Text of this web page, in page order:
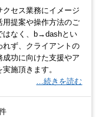
セス業務にイメージ
用提案や操作方法のご
はなく、b→dashとい
れず、クライアントの
成功に向けた支援やア
施頂きます。
…続きを読む